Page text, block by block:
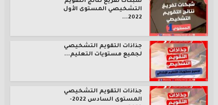
شبكات تفريغ نتائج التقويم
التشخيصي المستوى الأول
2022...
جذاذات التقويم التشخيصي
لجميع مستويات التعليم...
جذاذات التقويم التشخيصي
المستوى السادس 2022-